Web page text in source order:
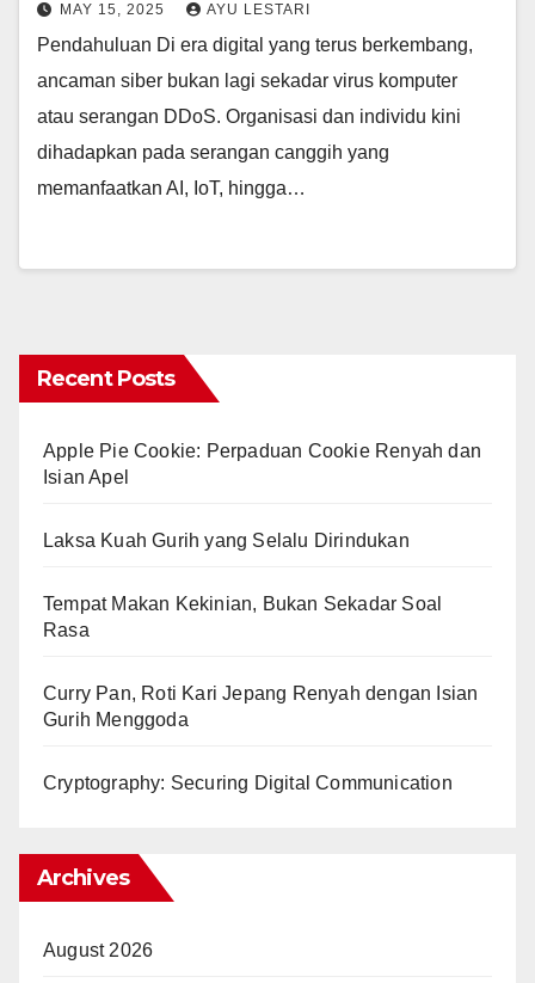
MAY 15, 2025 AYU LESTARI
Pendahuluan Di era digital yang terus berkembang,
ancaman siber bukan lagi sekadar virus komputer
atau serangan DDoS. Organisasi dan individu kini
dihadapkan pada serangan canggih yang
memanfaatkan AI, IoT, hingga…
Recent Posts
Apple Pie Cookie: Perpaduan Cookie Renyah dan
Isian Apel
Laksa Kuah Gurih yang Selalu Dirindukan
Tempat Makan Kekinian, Bukan Sekadar Soal
Rasa
Curry Pan, Roti Kari Jepang Renyah dengan Isian
Gurih Menggoda
Cryptography: Securing Digital Communication
Archives
August 2026